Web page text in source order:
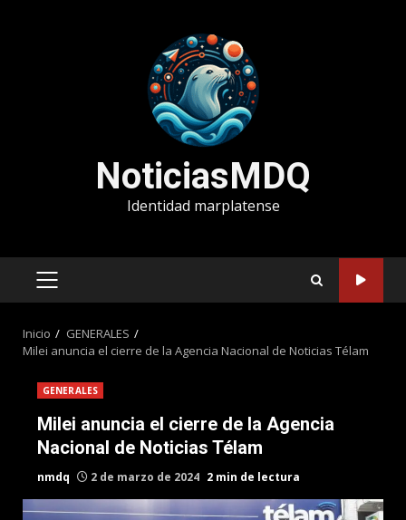
NoticiasMDQ
Identidad marplatense
MENÚ
Inicio
GENERALES
Milei anuncia el cierre de la Agencia Nacional de Noticias Télam
GENERALES
Milei anuncia el cierre de la Agencia
Nacional de Noticias Télam
nmdq 2 de marzo de 2024 2 min de lectura